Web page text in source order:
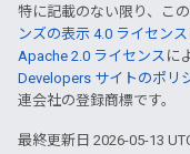
特に記載のない限り、こ
ンズの表示 4.0 ライセンス
Apache 2.0 ライセンス に
Developers サイトのポリ
連会社の登録商標です。
最終更新日 2026-05-13 UTC